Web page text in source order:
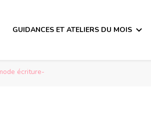
GUIDANCES ET ATELIERS DU MOIS
écriture-